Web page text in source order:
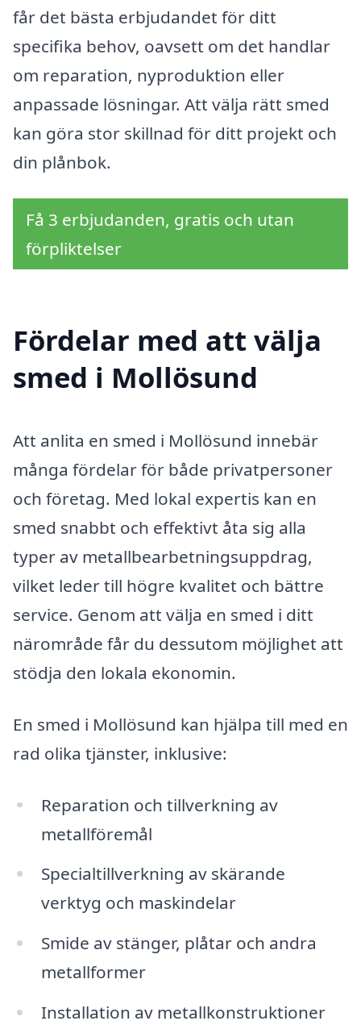
får det bästa erbjudandet för ditt
specifika behov, oavsett om det handlar
om reparation, nyproduktion eller
anpassade lösningar. Att välja rätt smed
kan göra stor skillnad för ditt projekt och
din plånbok.
Få 3 erbjudanden, gratis och utan
förpliktelser
Fördelar med att välja
smed i Mollösund
Att anlita en smed i Mollösund innebär
många fördelar för både privatpersoner
och företag. Med lokal expertis kan en
smed snabbt och effektivt åta sig alla
typer av metallbearbetningsuppdrag,
vilket leder till högre kvalitet och bättre
service. Genom att välja en smed i ditt
närområde får du dessutom möjlighet att
stödja den lokala ekonomin.
En smed i Mollösund kan hjälpa till med en
rad olika tjänster, inklusive:
Reparation och tillverkning av
metallföremål
Specialtillverkning av skärande
verktyg och maskindelar
Smide av stänger, plåtar och andra
metallformer
Installation av metallkonstruktioner